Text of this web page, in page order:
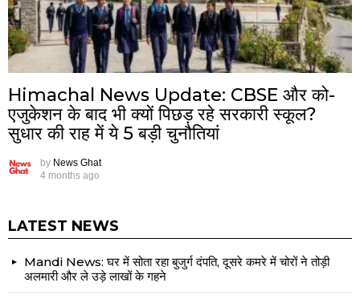
Himachal News Update: CBSE और को-
एजुकेशन के बाद भी क्यों पिछड़ रहे सरकारी स्कूल?
सुधार की राह में ये 5 बड़ी चुनौतियां
by News Ghat
4 months ago
LATEST NEWS
Mandi News: घर में सोता रहा बुजुर्ग दंपति, दूसरे कमरे में चोरों ने तोड़ी
अलमारी और ले उड़े लाखों के गहने